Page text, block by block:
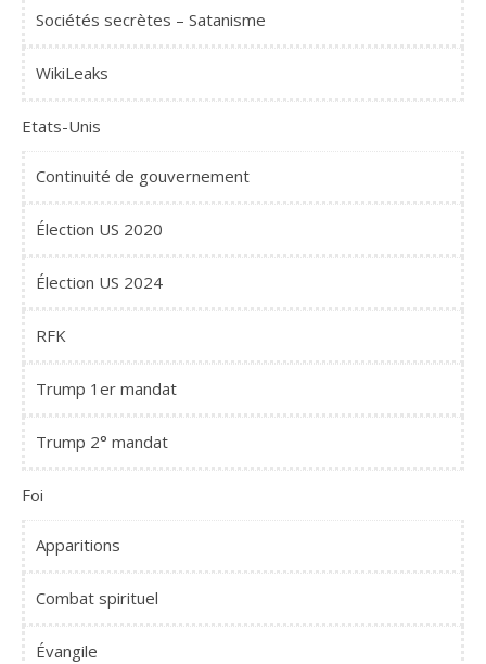
Sociétés secrètes – Satanisme
WikiLeaks
Etats-Unis
Continuité de gouvernement
Élection US 2020
Élection US 2024
RFK
Trump 1er mandat
Trump 2° mandat
Foi
Apparitions
Combat spirituel
Évangile